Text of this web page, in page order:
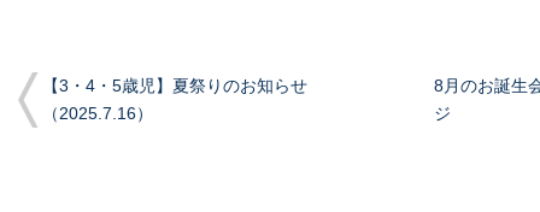
【3・4・5歳児】夏祭りのお知らせ
（2025.7.16）
8月のお誕生
ジ